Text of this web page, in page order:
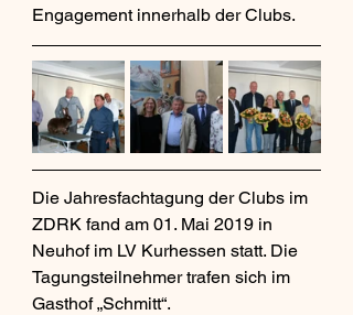
Engagement innerhalb der Clubs.
Die Jahresfachtagung der Clubs im
ZDRK fand am 01. Mai 2019 in
Neuhof im LV Kurhessen statt. Die
Tagungsteilnehmer trafen sich im
Gasthof „Schmitt“.